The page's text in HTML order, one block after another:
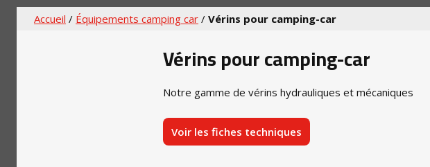
Accueil / Équipements camping car / Vérins pour camping-car
Vérins pour camping-car
Notre gamme de vérins hydrauliques et mécaniques
Voir les fiches techniques